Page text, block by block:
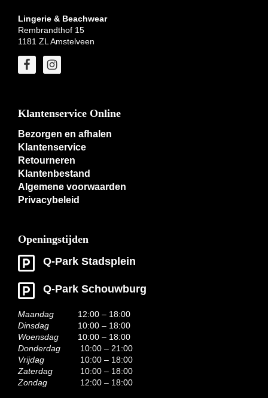
Lingerie & Beachwear
Rembrandthof 15
1181 ZL Amstelveen
Klantenservice Online
Bezorgen en afhalen
Klantenservice
Retourneren
Klantenbestand
Algemene voorwaarden
Privacybeleid
Openingstijden
Q-Park Stadsplein
Q-Park Schouwburg
Maandag
12:00 – 18:00
Dinsdag
10:00 – 18:00
Woensdag
10:00 – 18:00
Donderdag
10:00 – 21:00
Vrijdag
10:00 – 18:00
Zaterdag
10:00 – 18:00
Zondag
12:00 – 18:00